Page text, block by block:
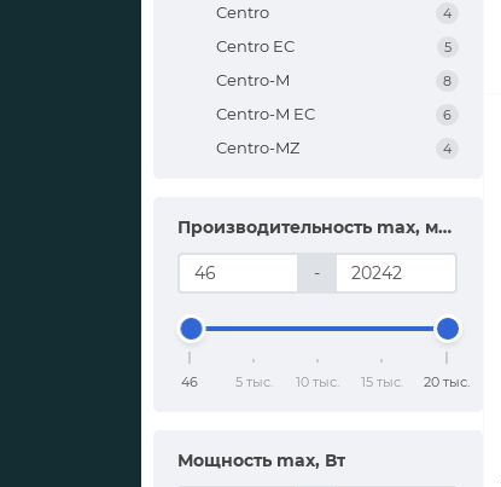
Centro 4
Centro EC 5
Centro-M 8
Centro-M EC 6
Centro-MZ 4
Производительность max, м³/час
-
46 5 тыс. 10 тыс. 15 тыс. 20 тыс.
Мощность max, Вт